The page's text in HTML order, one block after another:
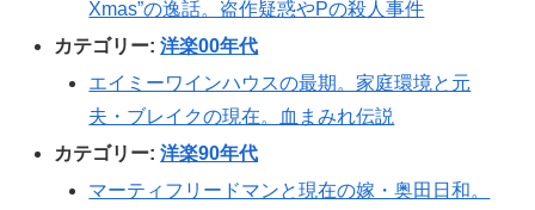
Xmas”の逸話。盗作疑惑やPの殺人事件
カテゴリー:洋楽00年代
エイミーワインハウスの最期。家庭環境と元
夫・ブレイクの現在。血まみれ伝説
カテゴリー:洋楽90年代
マーティフリードマンと現在の嫁・奥田日和。